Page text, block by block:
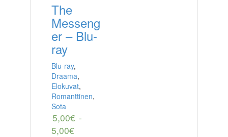
The
Messeng
er – Blu-
ray
Blu-ray,
Draama,
Elokuvat,
Romanttinen,
Sota
5,00€ -
5,00€